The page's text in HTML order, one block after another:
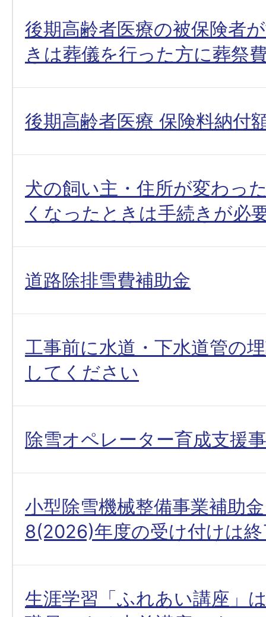
後期高齢者医療の被保険者
きは葬儀を行った方に葬祭
後期高齢者医療 保険料納付
犬の飼い主・住所が変わっ
くなったときは手続きが必
道路除排雪費補助金
工事前に水道・下水道管の
してください
除雪オペレーター育成支援
小型除雪機械整備事業補助
8(2026)年度の受け付けは
生涯学習「ふれあい講座」